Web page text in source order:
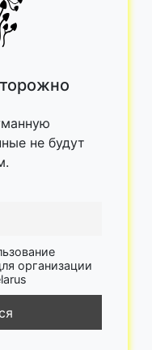
не будут
организации